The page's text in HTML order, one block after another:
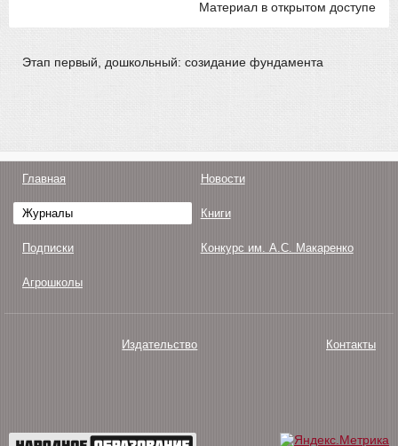
Материал в открытом доступе
Этап первый, дошкольный: созидание фундамента
Главная Новости
Журналы Книги
Подписки Конкурс им. А.С. Макаренко
Агрошколы
Издательство Контакты